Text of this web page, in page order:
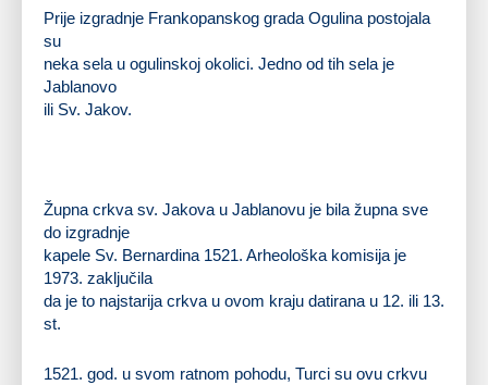
Prije izgradnje Frankopanskog grada Ogulina postojala
su
neka sela u ogulinskoj okolici. Jedno od tih sela je
Jablanovo
ili Sv. Jakov.
Župna crkva sv. Jakova u Jablanovu je bila župna sve
do izgradnje
kapele Sv. Bernardina 1521. Arheološka komisija je
1973. zaključila
da je to najstarija crkva u ovom kraju datirana u 12. ili 13.
st.
1521. god. u svom ratnom pohodu, Turci su ovu crkvu